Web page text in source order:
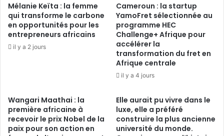
Mélanie Keïta : la femme
qui transforme le carbone
en opportunités pour les
entrepreneurs africains
il y a 2 jours
Cameroun : la startup
YamoFret sélectionnée au
programme HEC
Challenge+ Afrique pour
accélérer la
transformation du fret en
Afrique centrale
il y a 4 jours
Wangari Maathai : la
première africaine à
recevoir le prix Nobel de la
paix pour son action en
Elle aurait pu vivre dans le
luxe, elle a préféré
construire la plus ancienne
université du monde.